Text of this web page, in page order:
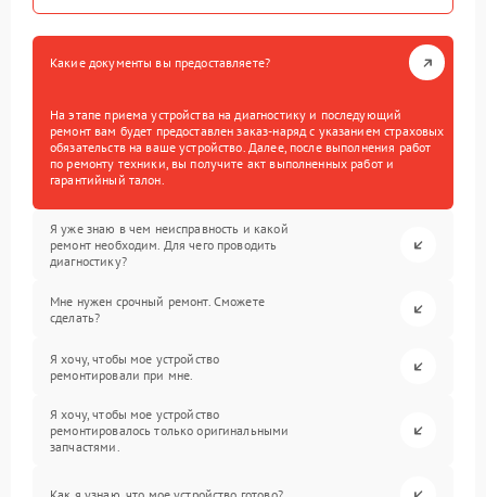
Какие документы вы предоставляете?
На этапе приема устройства на диагностику и последующий
ремонт вам будет предоставлен заказ-наряд с указанием страховых
обязательств на ваше устройство. Далее, после выполнения работ
по ремонту техники, вы получите акт выполненных работ и
гарантийный талон.
Я уже знаю в чем неисправность и какой
ремонт необходим. Для чего проводить
диагностику?
Мне нужен срочный ремонт. Сможете
сделать?
Я хочу, чтобы мое устройство
ремонтировали при мне.
Я хочу, чтобы мое устройство
ремонтировалось только оригинальными
запчастями.